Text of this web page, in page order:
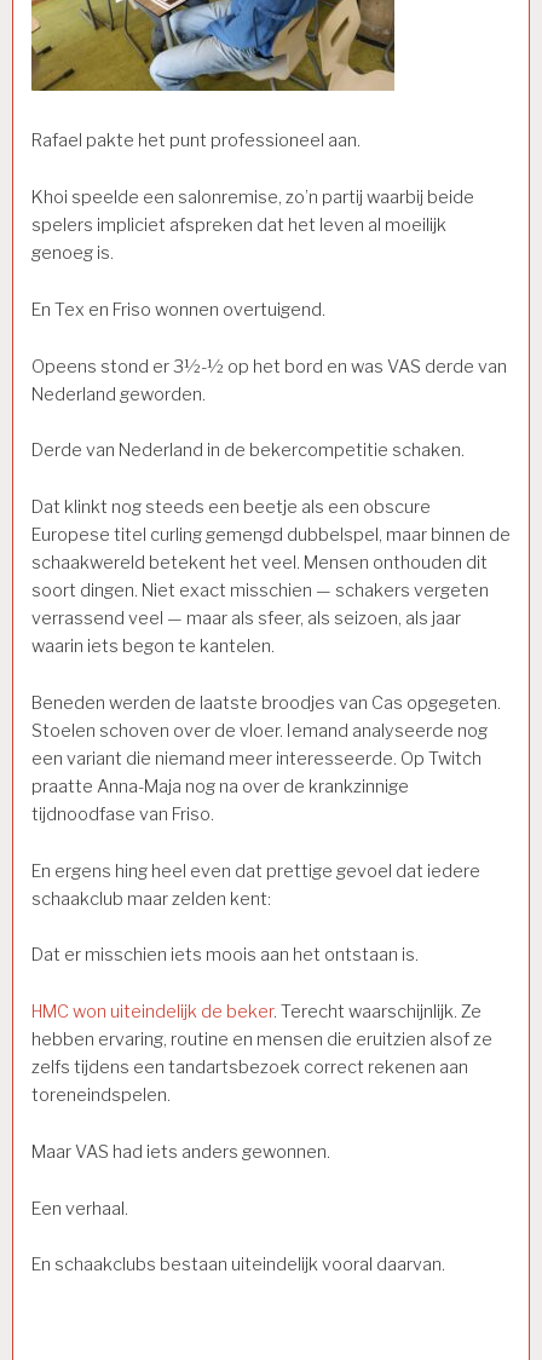
Rafael pakte het punt professioneel aan.
Khoi speelde een salonremise, zo’n partij waarbij beide
spelers impliciet afspreken dat het leven al moeilijk
genoeg is.
En Tex en Friso wonnen overtuigend.
Opeens stond er 3½-½ op het bord en was VAS derde van
Nederland geworden.
Derde van Nederland in de bekercompetitie schaken.
Dat klinkt nog steeds een beetje als een obscure
Europese titel curling gemengd dubbelspel, maar binnen de
schaakwereld betekent het veel. Mensen onthouden dit
soort dingen. Niet exact misschien — schakers vergeten
verrassend veel — maar als sfeer, als seizoen, als jaar
waarin iets begon te kantelen.
Beneden werden de laatste broodjes van Cas opgegeten.
Stoelen schoven over de vloer. Iemand analyseerde nog
een variant die niemand meer interesseerde. Op Twitch
praatte Anna-Maja nog na over de krankzinnige
tijdnoodfase van Friso.
En ergens hing heel even dat prettige gevoel dat iedere
schaakclub maar zelden kent:
Dat er misschien iets moois aan het ontstaan is.
HMC won uiteindelijk de beker. Terecht waarschijnlijk. Ze
hebben ervaring, routine en mensen die eruitzien alsof ze
zelfs tijdens een tandartsbezoek correct rekenen aan
toreneindspelen.
Maar VAS had iets anders gewonnen.
Een verhaal.
En schaakclubs bestaan uiteindelijk vooral daarvan.